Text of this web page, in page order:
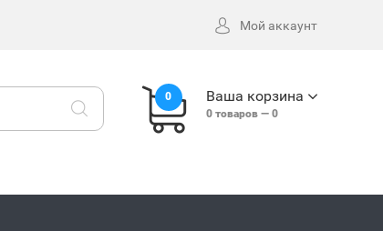
Мой аккаунт
0 Ваша корзина
0 товаров — 0